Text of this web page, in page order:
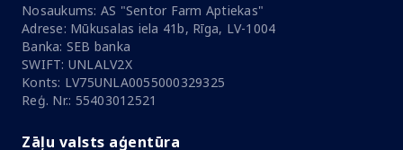
Nosaukums: AS "Sentor Farm Aptiekas"
Adrese: Mūkusalas iela 41b, Rīga, LV-1004
Banka: SEB banka
SWIFT: UNLALV2X
Konts: LV75UNLA0055000329325
Reģ. Nr.: 55403012521
Zāļu valsts aģentūra